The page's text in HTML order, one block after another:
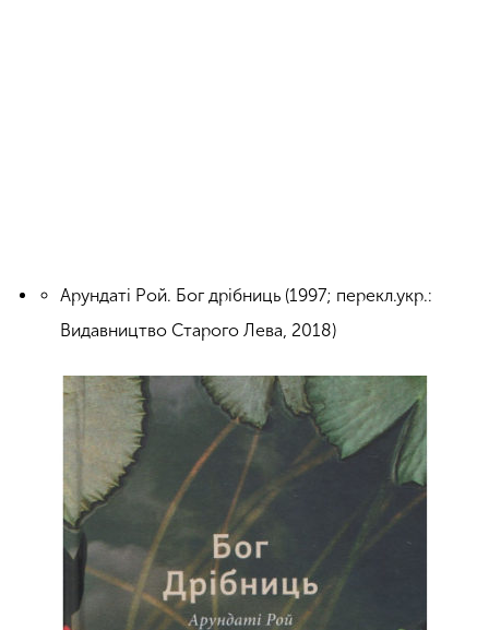
Арундаті Рой. Бог дрібниць (1997; перекл.укр.:
Видавництво Старого Лева, 2018)